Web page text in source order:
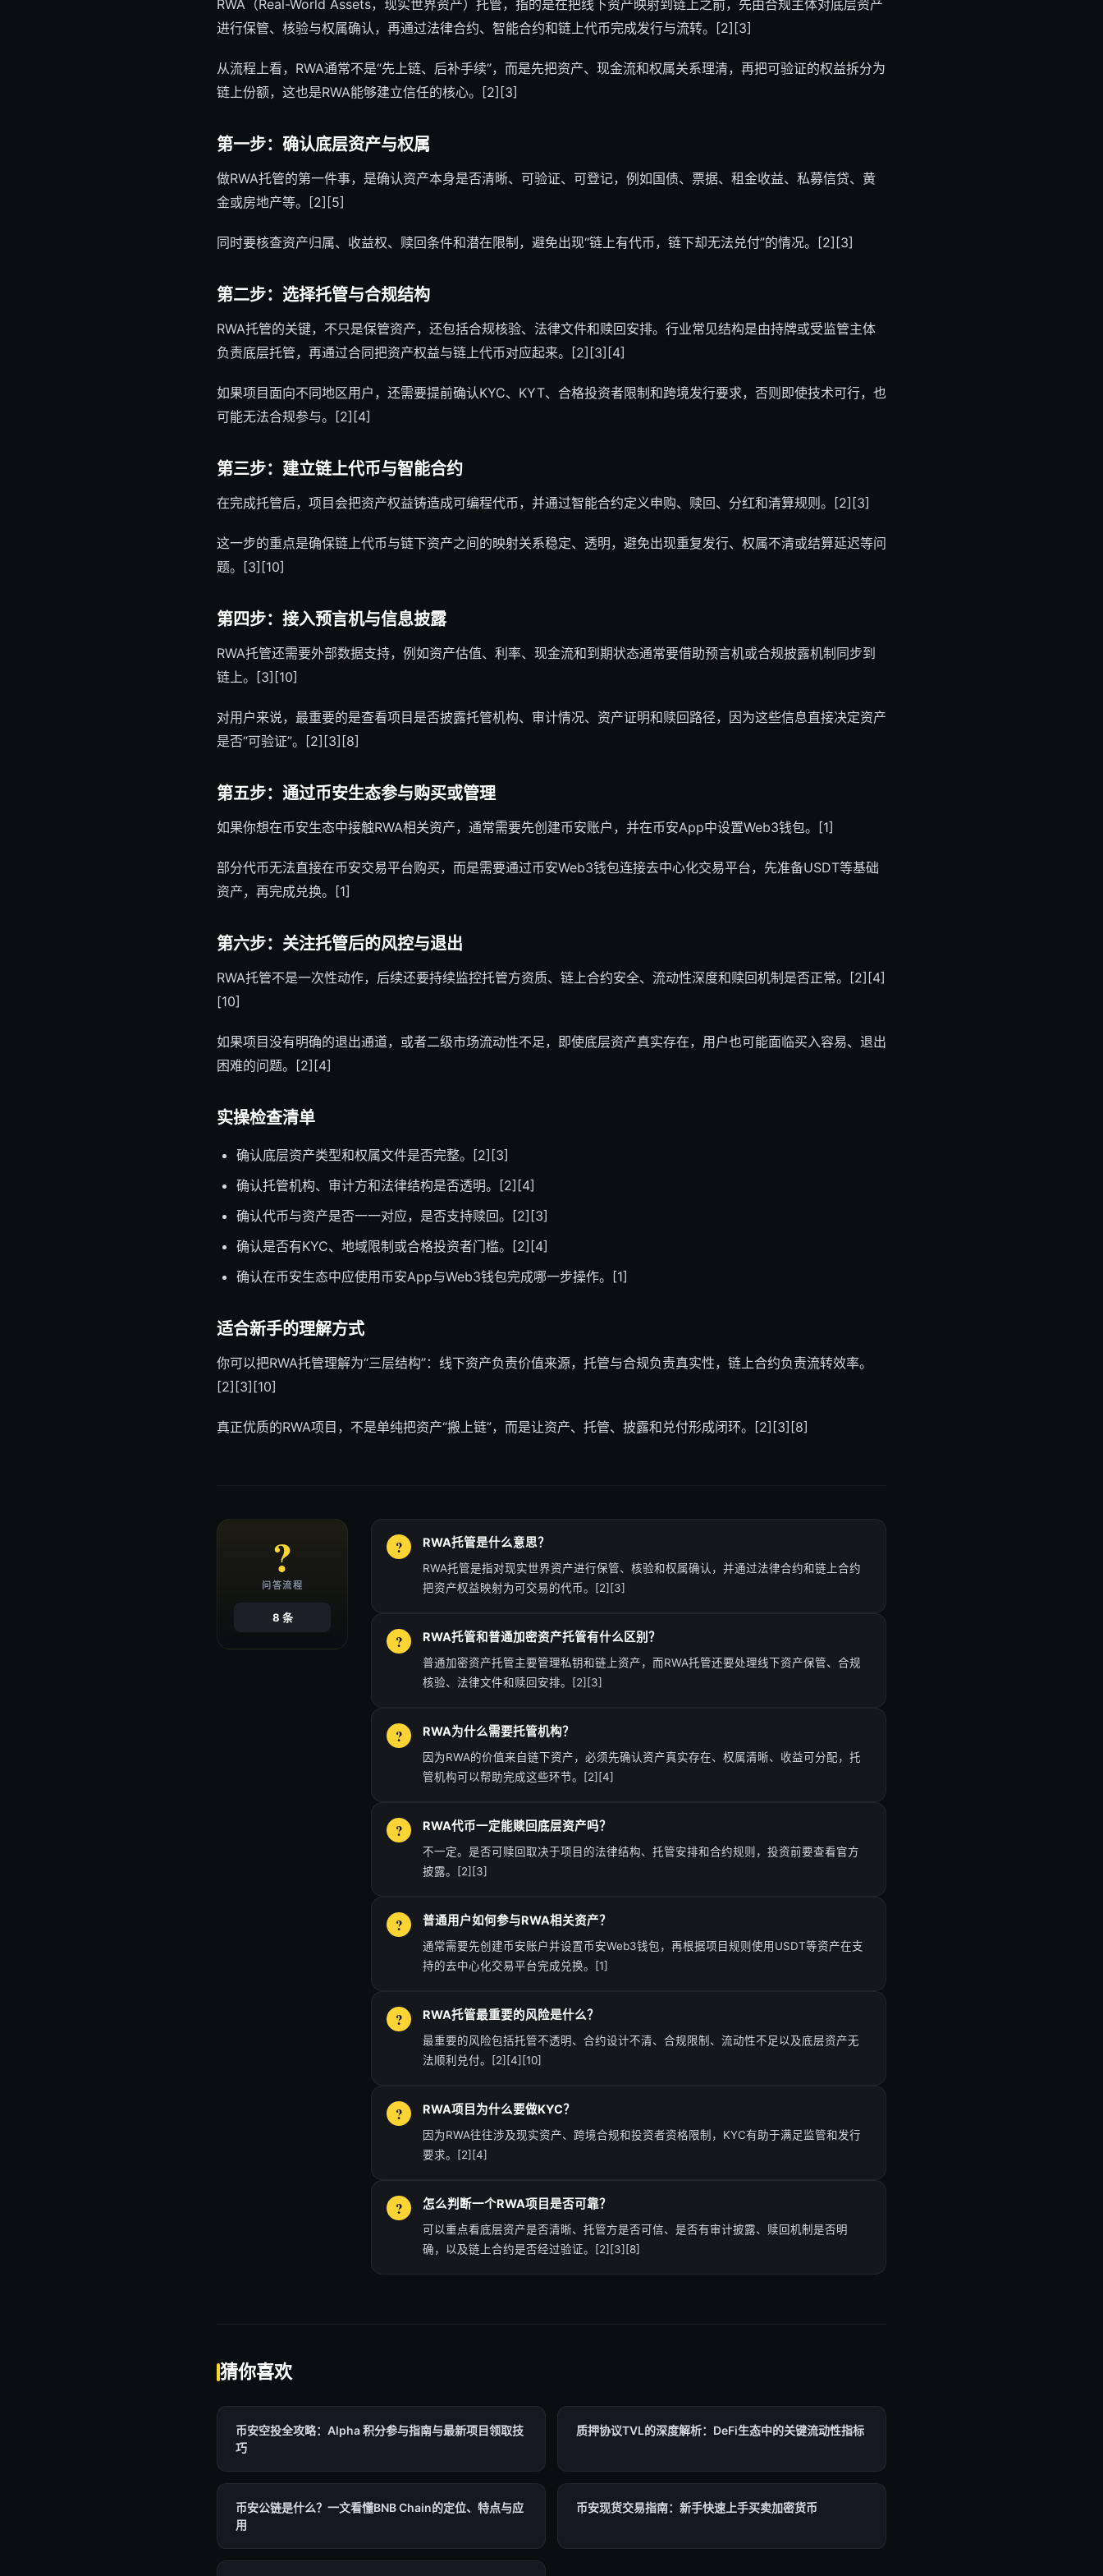
RWA（Real-World Assets，现实世界资产）托管，指的是在把线下资产映射到链上之前，先由合规主体对底层资产
进行保管、核验与权属确认，再通过法律合约、智能合约和链上代币完成发行与流转。[2][3]
从流程上看，RWA通常不是“先上链、后补手续”，而是先把资产、现金流和权属关系理清，再把可验证的权益拆分为
链上份额，这也是RWA能够建立信任的核心。[2][3]
第一步：确认底层资产与权属
做RWA托管的第一件事，是确认资产本身是否清晰、可验证、可登记，例如国债、票据、租金收益、私募信贷、黄
金或房地产等。[2][5]
同时要核查资产归属、收益权、赎回条件和潜在限制，避免出现“链上有代币，链下却无法兑付”的情况。[2][3]
第二步：选择托管与合规结构
RWA托管的关键，不只是保管资产，还包括合规核验、法律文件和赎回安排。行业常见结构是由持牌或受监管主体
负责底层托管，再通过合同把资产权益与链上代币对应起来。[2][3][4]
如果项目面向不同地区用户，还需要提前确认KYC、KYT、合格投资者限制和跨境发行要求，否则即使技术可行，也
可能无法合规参与。[2][4]
第三步：建立链上代币与智能合约
在完成托管后，项目会把资产权益铸造成可编程代币，并通过智能合约定义申购、赎回、分红和清算规则。[2][3]
这一步的重点是确保链上代币与链下资产之间的映射关系稳定、透明，避免出现重复发行、权属不清或结算延迟等问
题。[3][10]
第四步：接入预言机与信息披露
RWA托管还需要外部数据支持，例如资产估值、利率、现金流和到期状态通常要借助预言机或合规披露机制同步到
链上。[3][10]
对用户来说，最重要的是查看项目是否披露托管机构、审计情况、资产证明和赎回路径，因为这些信息直接决定资产
是否“可验证”。[2][3][8]
第五步：通过币安生态参与购买或管理
如果你想在币安生态中接触RWA相关资产，通常需要先创建币安账户，并在币安App中设置Web3钱包。[1]
部分代币无法直接在币安交易平台购买，而是需要通过币安Web3钱包连接去中心化交易平台，先准备USDT等基础
资产，再完成兑换。[1]
第六步：关注托管后的风控与退出
RWA托管不是一次性动作，后续还要持续监控托管方资质、链上合约安全、流动性深度和赎回机制是否正常。[2][4]
[10]
如果项目没有明确的退出通道，或者二级市场流动性不足，即使底层资产真实存在，用户也可能面临买入容易、退出
困难的问题。[2][4]
实操检查清单
确认底层资产类型和权属文件是否完整。[2][3]
确认托管机构、审计方和法律结构是否透明。[2][4]
确认代币与资产是否一一对应，是否支持赎回。[2][3]
确认是否有KYC、地域限制或合格投资者门槛。[2][4]
确认在币安生态中应使用币安App与Web3钱包完成哪一步操作。[1]
适合新手的理解方式
你可以把RWA托管理解为“三层结构”：线下资产负责价值来源，托管与合规负责真实性，链上合约负责流转效率。
[2][3][10]
真正优质的RWA项目，不是单纯把资产“搬上链”，而是让资产、托管、披露和兑付形成闭环。[2][3][8]
?
问答流程
8 条
RWA托管是什么意思？
RWA托管是指对现实世界资产进行保管、核验和权属确认，并通过法律合约和链上合约
把资产权益映射为可交易的代币。[2][3]
RWA托管和普通加密资产托管有什么区别？
普通加密资产托管主要管理私钥和链上资产，而RWA托管还要处理线下资产保管、合规
核验、法律文件和赎回安排。[2][3]
RWA为什么需要托管机构？
因为RWA的价值来自链下资产，必须先确认资产真实存在、权属清晰、收益可分配，托
管机构可以帮助完成这些环节。[2][4]
RWA代币一定能赎回底层资产吗？
不一定。是否可赎回取决于项目的法律结构、托管安排和合约规则，投资前要查看官方
披露。[2][3]
普通用户如何参与RWA相关资产？
通常需要先创建币安账户并设置币安Web3钱包，再根据项目规则使用USDT等资产在支
持的去中心化交易平台完成兑换。[1]
RWA托管最重要的风险是什么？
最重要的风险包括托管不透明、合约设计不清、合规限制、流动性不足以及底层资产无
法顺利兑付。[2][4][10]
RWA项目为什么要做KYC？
因为RWA往往涉及现实资产、跨境合规和投资者资格限制，KYC有助于满足监管和发行
要求。[2][4]
怎么判断一个RWA项目是否可靠？
可以重点看底层资产是否清晰、托管方是否可信、是否有审计披露、赎回机制是否明
确，以及链上合约是否经过验证。[2][3][8]
猜你喜欢
币安空投全攻略：Alpha 积分参与指南与最新项目领取技
巧
质押协议TVL的深度解析：DeFi生态中的关键流动性指标
币安公链是什么？一文看懂BNB Chain的定位、特点与应
用
币安现货交易指南：新手快速上手买卖加密货币